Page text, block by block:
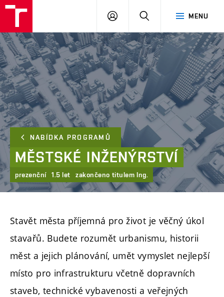
Brno
MENU
PŘIHLÁSIT
NABÍDKA PROGRAMŮ
MĚSTSKÉ INŽENÝRSTVÍ
prezenční 1.5 let zakončeno titulem Ing.
Stavět města příjemná pro život je věčný úkol
stavařů. Budete rozumět urbanismu, historii
měst a jejich plánování, umět vymyslet nejlepší
místo pro infrastrukturu včetně dopravních
staveb, technické vybavenosti a veřejných